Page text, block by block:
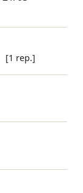
[1 rep.]